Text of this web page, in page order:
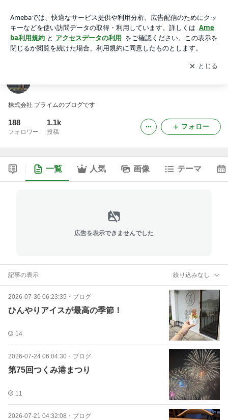
アプリをダウンロードして ブログの更新通知
を受け取りまし
ょう。
開く
株式会社 プライムのブログです
188
フォロワー
1.1k
投稿
フォロー
一覧 人気 画像 テーマ
広告を表示できませんでした
記事の表示 絞り込みなし
2026-07-30 06:23:35 ・ ブログ
ひんやりアイスが最高の季節！
14
2026-07-24 06:04:30 ・ ブログ
第75回つくみ港まつり
11
2026-07-21 04:32:08 ・ ブログ